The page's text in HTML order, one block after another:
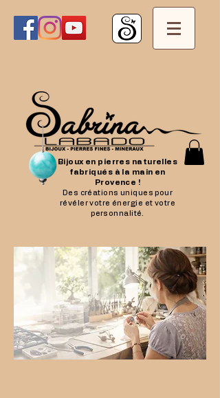
Bijoux en pierres naturelles
fabriqués à la main en
Provence !
Des créations uniques pour
révéler votre énergie et votre
personnalité.